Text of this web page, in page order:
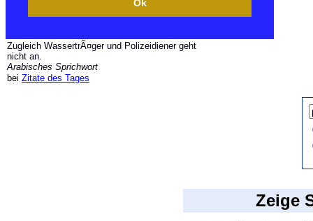
Ok
Zugleich WassertrÃ¤ger und Polizeidiener geht
nicht an.
Arabisches Sprichwort
bei Zitate des Tages
Zeige